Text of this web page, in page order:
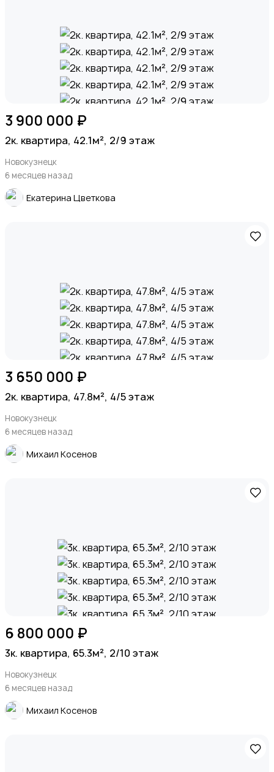
3 900 000 ₽
2к. квартира, 42.1м², 2/9 этаж
Новокузнецк
6 месяцев назад
Екатерина Цветкова
3 650 000 ₽
2к. квартира, 47.8м², 4/5 этаж
Новокузнецк
6 месяцев назад
Михаил Косенов
6 800 000 ₽
3к. квартира, 65.3м², 2/10 этаж
Новокузнецк
6 месяцев назад
Михаил Косенов